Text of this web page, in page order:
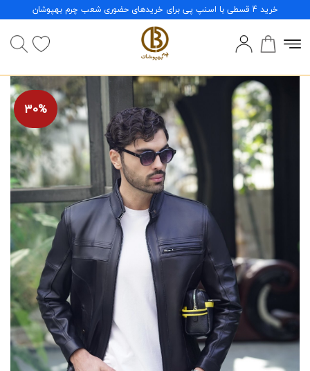
خرید 4 قسطی با اسنپ پی برای خریدهای حضوری شعب چرم بهپوشان
30%